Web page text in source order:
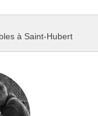
à Saint-Hubert